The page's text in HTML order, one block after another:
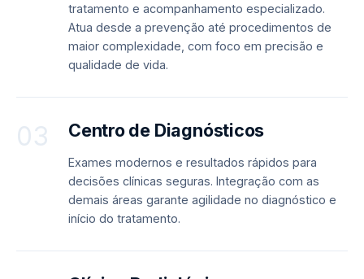
tratamento e acompanhamento especializado.
Atua desde a prevenção até procedimentos de
maior complexidade, com foco em precisão e
qualidade de vida.
03 Centro de Diagnósticos
Exames modernos e resultados rápidos para
decisões clínicas seguras. Integração com as
demais áreas garante agilidade no diagnóstico e
início do tratamento.